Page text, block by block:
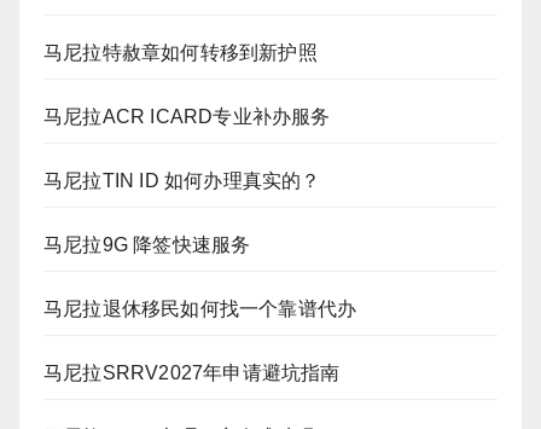
马尼拉特赦章如何转移到新护照
马尼拉ACR ICARD专业补办服务
马尼拉TIN ID 如何办理真实的？
马尼拉9G 降签快速服务
马尼拉退休移民如何找一个靠谱代办
马尼拉SRRV2027年申请避坑指南